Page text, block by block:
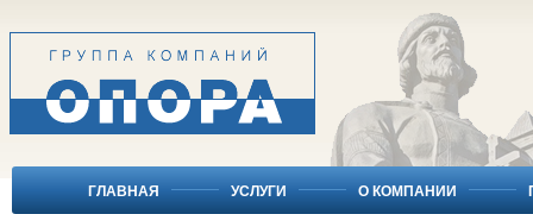
ГЛАВНАЯ УСЛУГИ О КОМПАНИИ